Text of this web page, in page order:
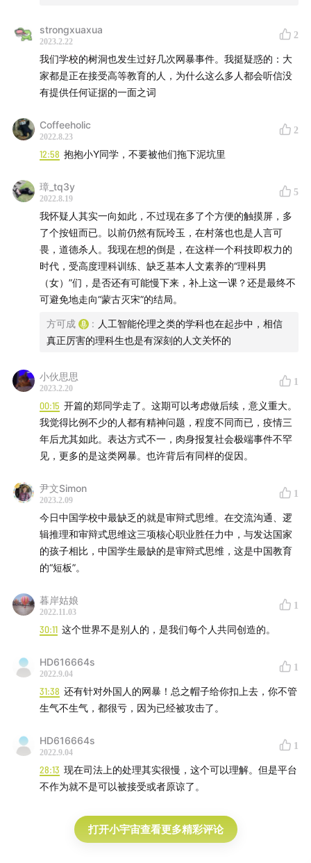
strongxuaxua
2023.2.22
2
我们学校的树洞也发生过好几次网暴事件。我挺疑惑的：大
家都是正在接受高等教育的人，为什么这么多人都会听信没
有提供任何证据的一面之词
Coffeeholic
2022.8.23
2
12:58 抱抱小Y同学，不要被他们拖下泥坑里
璋_tq3y
2022.8.19
5
我怀疑人其实一向如此，不过现在多了个方便的触摸屏，多
了个按钮而已。以前仍然有阮玲玉，在村落也也是人言可
畏，道德杀人。我现在想的倒是，在这样一个科技即权力的
时代，受高度理科训练、缺乏基本人文素养的“理科男
（女）”们，是否还有可能慢下来，补上这一课？还是最终不
可避免地走向“蒙古灭宋”的结局。
方可成 : 人工智能伦理之类的学科也在起步中，相信
真正厉害的理科生也是有深刻的人文关怀的
小伙思思
2023.2.20
1
00:15 开篇的郑同学走了。这期可以考虑做后续，意义重大。
我觉得比例不少的人都有精神问题，程度不同而已，疫情三
年后尤其如此。表达方式不一，肉身报复社会极端事件不罕
见，更多的是这类网暴。也许背后有同样的促因。
尹文Simon
2023.2.09
1
今日中国学校中最缺乏的就是审辩式思维。在交流沟通、逻
辑推理和审辩式思维这三项核心职业胜任力中，与发达国家
的孩子相比，中国学生最缺的是审辩式思维，这是中国教育
的“短板”。
暮岸姑娘
2022.11.03
1
30:11 这个世界不是别人的，是我们每个人共同创造的。
HD616664s
2022.9.04
1
31:38 还有针对外国人的网暴！总之帽子给你扣上去，你不管
生气不生气，都很亏，因为已经被攻击了。
HD616664s
2022.9.04
1
28:13 现在司法上的处理其实很慢，这个可以理解。但是平台
不作为就不是可以被接受或者原谅了。
打开小宇宙查看更多精彩评论